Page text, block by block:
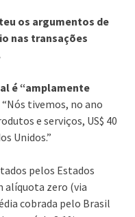
os argumentos de
nas transações
é “amplamente
“Nós tivemos, no ano
e serviços, US$ 40
Unidos.”
pelos Estados
alíquota zero (via
cobrada pelo Brasil